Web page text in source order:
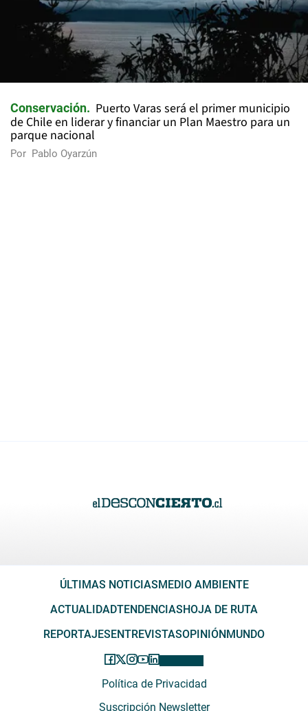
Conservación
Puerto Varas será el primer municipio
de Chile en liderar y financiar un Plan Maestro para un
parque nacional
Por Pablo Oyarzún
ÚLTIMAS NOTICIASMEDIO AMBIENTE
ACTUALIDADTENDENCIASHOJA DE RUTA
REPORTAJESENTREVISTASOPINIÓNMUNDO
Política de Privacidad
Suscripción Newsletter